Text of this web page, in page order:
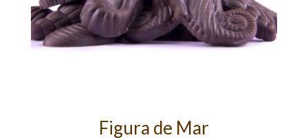
Figura de Mar